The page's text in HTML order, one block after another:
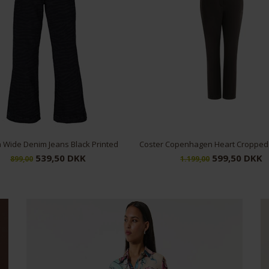
Six Ames Odea Sweater Barolo
1.899,001.329,00 DKK 3.999,002.999,25